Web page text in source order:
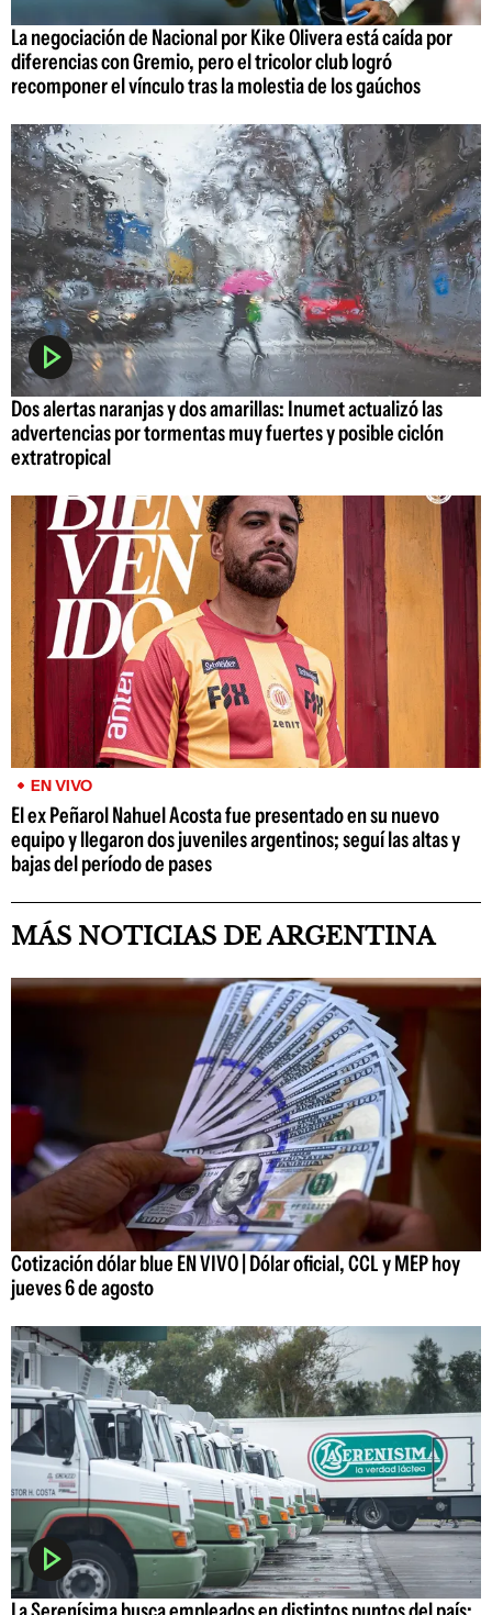
La negociación de Nacional por Kike Olivera está caída por
diferencias con Gremio, pero el tricolor club logró
recomponer el vínculo tras la molestia de los gaúchos
Dos alertas naranjas y dos amarillas: Inumet actualizó las
advertencias por tormentas muy fuertes y posible ciclón
extratropical
EN VIVO
El ex Peñarol Nahuel Acosta fue presentado en su nuevo
equipo y llegaron dos juveniles argentinos; seguí las altas y
bajas del período de pases
MÁS NOTICIAS DE ARGENTINA
Cotización dólar blue EN VIVO | Dólar oficial, CCL y MEP hoy
jueves 6 de agosto